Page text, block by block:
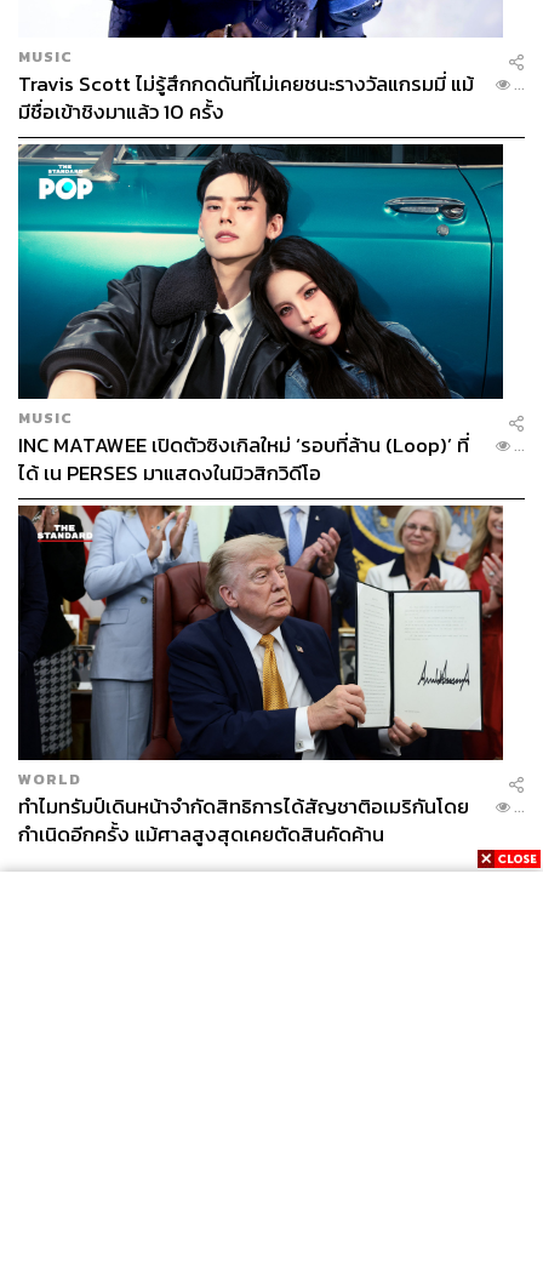
MUSIC
Travis Scott ไม่รู้สึกกดดันที่ไม่เคยชนะรางวัลแกรมมี่ แม้
มีชื่อเข้าชิงมาแล้ว 10 ครั้ง
...
MUSIC
INC MATAWEE เปิดตัวซิงเกิลใหม่ ‘รอบที่ล้าน (Loop)’ ที่
ได้ เน PERSES มาแสดงในมิวสิกวิดีโอ
...
WORLD
ทำไมทรัมป์เดินหน้าจำกัดสิทธิการได้สัญชาติอเมริกันโดย
กำเนิดอีกครั้ง แม้ศาลสูงสุดเคยตัดสินคัดค้าน
...